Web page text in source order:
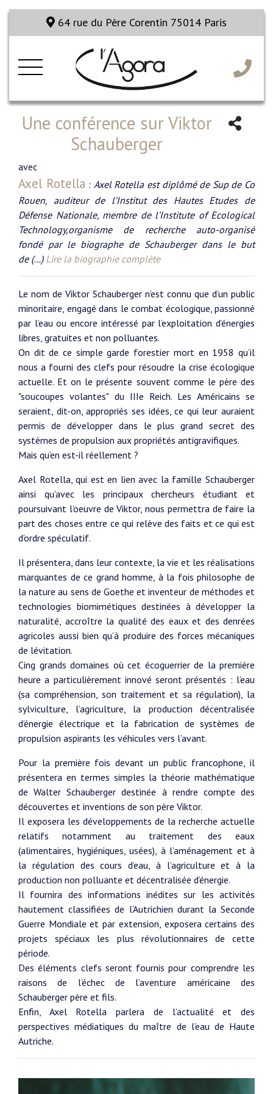
64 rue du Père Corentin 75014 Paris
Une conférence sur Viktor
Schauberger
avec
Axel Rotella : Axel Rotella est diplômé de Sup de Co
Rouen, auditeur de l’Institut des Hautes Etudes de
Défense Nationale, membre de l’Institute of Ecological
Technology,organisme de recherche auto-organisé
fondé par le biographe de Schauberger dans le but
de (…) Lire la biographie complète
Le nom de Viktor Schauberger n’est connu que d’un public
minoritaire, engagé dans le combat écologique, passionné
par l’eau ou encore intéressé par l’exploitation d’énergies
libres, gratuites et non polluantes.
On dit de ce simple garde forestier mort en 1958 qu’il
nous a fourni des clefs pour résoudre la crise écologique
actuelle. Et on le présente souvent comme le père des
"soucoupes volantes" du IIIe Reich. Les Américains se
seraient, dit-on, appropriés ses idées, ce qui leur auraient
permis de développer dans le plus grand secret des
systèmes de propulsion aux propriétés antigravifiques.
Mais qu’en est-il réellement ?
Axel Rotella, qui est en lien avec la famille Schauberger
ainsi qu’avec les principaux chercheurs étudiant et
poursuivant l’oeuvre de Viktor, nous permettra de faire la
part des choses entre ce qui relève des faits et ce qui est
d’ordre spéculatif.
Il présentera, dans leur contexte, la vie et les réalisations
marquantes de ce grand homme, à la fois philosophe de
la nature au sens de Goethe et inventeur de méthodes et
technologies biomimétiques destinées à développer la
naturalité, accroître la qualité des eaux et des denrées
agricoles aussi bien qu’à produire des forces mécaniques
de lévitation.
Cing grands domaines où cet écoguerrier de la première
heure a particulièrement innové seront présentés : l’eau
(sa compréhension, son traitement et sa régulation), la
sylviculture, l’agriculture, la production décentralisée
d’énergie électrique et la fabrication de systèmes de
propulsion aspirants les véhicules vers l’avant.
Pour la première fois devant un public francophone, il
présentera en termes simples la théorie mathématique
de Walter Schauberger destinée à rendre compte des
découvertes et inventions de son père Viktor.
Il exposera les développements de la recherche actuelle
relatifs notamment au traitement des eaux
(alimentaires, hygiéniques, usées), à l’aménagement et à
la régulation des cours d’eau, à l’agriculture et à la
production non polluante et décentralisée d’énergie.
Il fournira des informations inédites sur les activités
hautement classifiées de l’Autrichien durant la Seconde
Guerre Mondiale et par extension, exposera certains des
projets spéciaux les plus révolutionnaires de cette
période.
Des éléments clefs seront fournis pour comprendre les
raisons de l’échec de l’aventure américaine des
Schauberger père et fils.
Enfin, Axel Rotella parlera de l’actualité et des
perspectives médiatiques du maître de l’eau de Haute
Autriche.